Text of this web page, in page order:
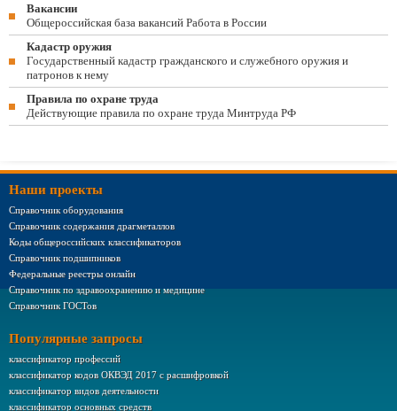
Вакансии
Общероссийская база вакансий Работа в России
Кадастр оружия
Государственный кадастр гражданского и служебного оружия и
патронов к нему
Правила по охране труда
Действующие правила по охране труда Минтруда РФ
Наши проекты
Справочник оборудования
Справочник содержания драгметаллов
Коды общероссийских классификаторов
Справочник подшипников
Федеральные реестры онлайн
Справочник по здравоохранению и медицине
Справочник ГОСТов
Популярные запросы
классификатор профессий
классификатор кодов ОКВЭД 2017 с расшифровкой
классификатор видов деятельности
классификатор основных средств